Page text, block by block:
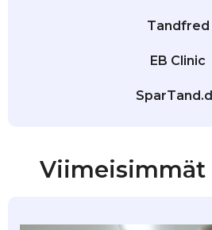
Tandfred
EB Clinic